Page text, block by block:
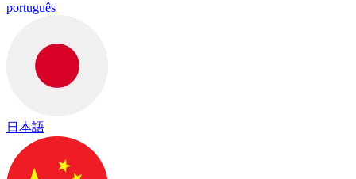
português
日本語